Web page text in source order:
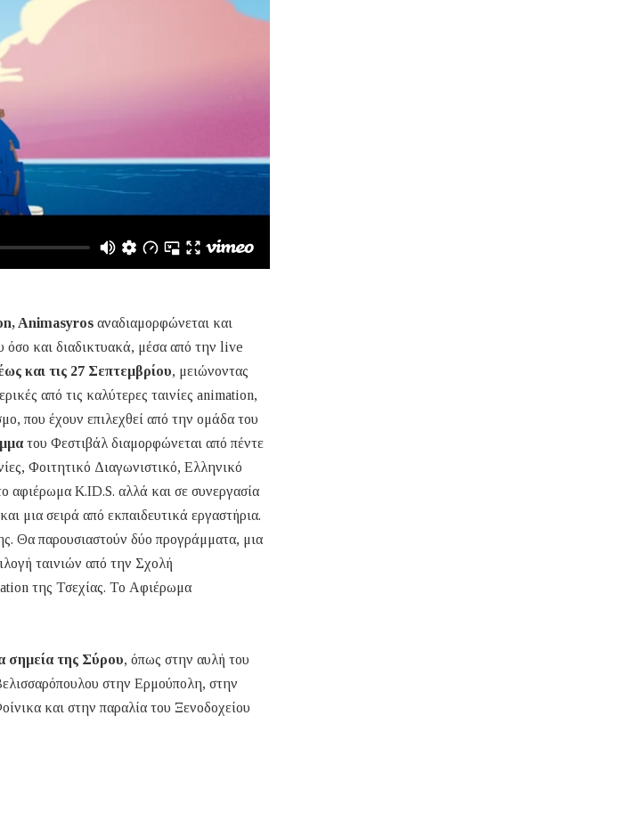
Animasyros αναδιαμορφώνεται και
όσο και διαδικτυακά, μέσα από την live
και τις 27 Σεπτεμβρίου, μειώνοντας
από τις καλύτερες ταινίες animation,
που έχουν επιλεχθεί από την ομάδα του
του Φεστιβάλ διαμορφώνεται από πέντε
Φοιτητικό Διαγωνιστικό, Ελληνικό
αφιέρωμα K.ID.S. αλλά και σε συνεργασία
σειρά από εκπαιδευτικά εργαστήρια.
Θα παρουσιαστούν δύο προγράμματα, μια
ταινιών από την Σχολή
της Τσεχίας. Το Αφιέρωμα
σημεία της Σύρου, όπως στην αυλή του
στην Ερμούπολη, στην
και στην παραλία του Ξενοδοχείου